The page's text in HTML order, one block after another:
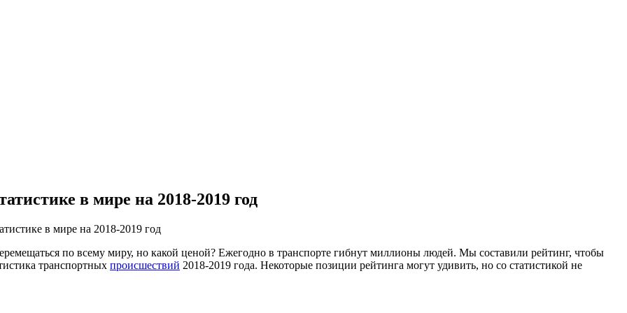
в мире на 2018-2019 год
в мире на 2018-2019 год
по всему миру, но какой ценой? Ежегодно в транспорте гибнут миллионы людей. Мы составили рейтинг, чтобы
транспортных происшествий 2018-2019 года. Некоторые позиции рейтинга могут удивить, но со статистикой не